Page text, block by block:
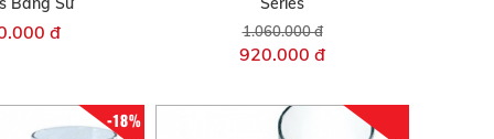
đ 1.060.000 đ
920.000 đ
-18%